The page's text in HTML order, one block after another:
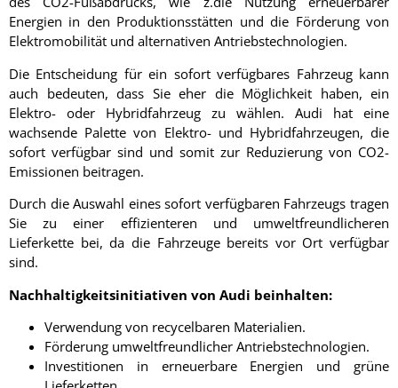
Energien in den Produktionsstätten und die Förderung von
Elektromobilität und alternativen Antriebstechnologien.
Die Entscheidung für ein sofort verfügbares Fahrzeug kann
auch bedeuten, dass Sie eher die Möglichkeit haben, ein
Elektro- oder Hybridfahrzeug zu wählen. Audi hat eine
wachsende Palette von Elektro- und Hybridfahrzeugen, die
sofort verfügbar sind und somit zur Reduzierung von CO2-
Emissionen beitragen.
Durch die Auswahl eines sofort verfügbaren Fahrzeugs tragen
Sie zu einer effizienteren und umweltfreundlicheren
Lieferkette bei, da die Fahrzeuge bereits vor Ort verfügbar
sind.
Nachhaltigkeitsinitiativen von Audi beinhalten:
Verwendung von recycelbaren Materialien.
Förderung umweltfreundlicher Antriebstechnologien.
Investitionen in erneuerbare Energien und grüne